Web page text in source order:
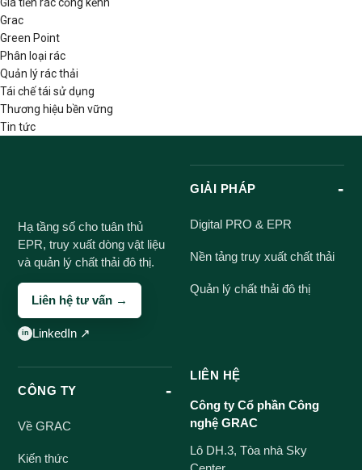
Grac
Green Point
Phân loại rác
Quản lý rác thải
Tái chế tái sử dụng
Thương hiệu bền vững
Tin tức
Hạ tầng số cho tuân thủ
EPR, truy xuất dòng vật liệu
và quản lý chất thải đô thị.
Liên hệ tư vấn →
LinkedIn ↗
GIẢI PHÁP
Digital PRO & EPR
Nền tảng truy xuất chất thải
Quản lý chất thải đô thị
CÔNG TY
Về GRAC
Kiến thức
LIÊN HỆ
Công ty Cổ phần Công
nghệ GRAC
Lô DH.3, Tòa nhà Sky